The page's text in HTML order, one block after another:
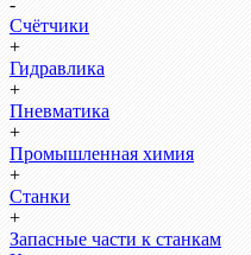
-
Счётчики
+
Гидравлика
+
Пневматика
+
Промышленная химия
+
Станки
+
Запасные части к станкам